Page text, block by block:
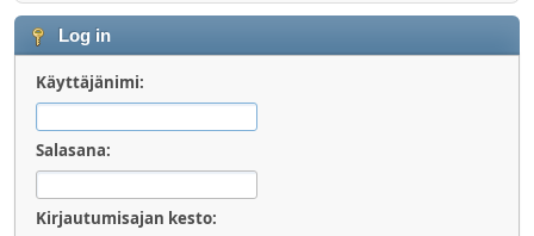
Log in
Käyttäjänimi:
Salasana:
Kirjautumisajan kesto: